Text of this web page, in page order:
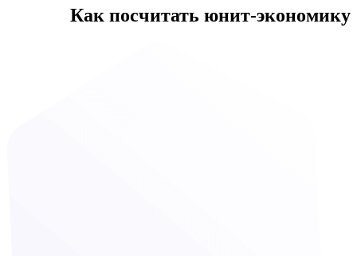
Как посчитать юнит-экономику